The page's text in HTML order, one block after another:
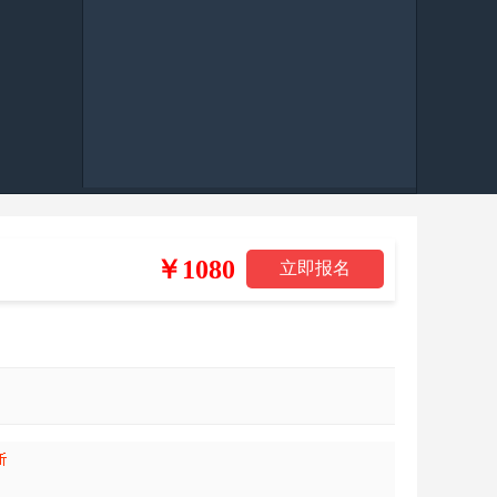
￥1080